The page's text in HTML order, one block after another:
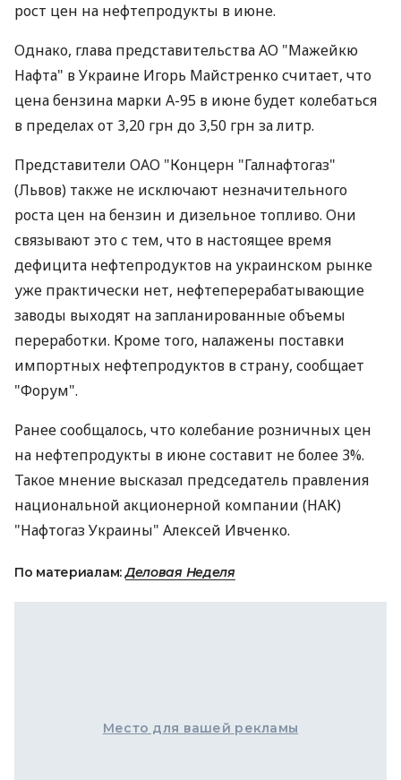
рост цен на нефтепродукты в июне.
Однако, глава представительства АО "Мажейкю
Нафта" в Украине Игорь Майстренко считает, что
цена бензина марки А-95 в июне будет колебаться
в пределах от 3,20 грн до 3,50 грн за литр.
Представители ОАО "Концерн "Галнафтогаз"
(Львов) также не исключают незначительного
роста цен на бензин и дизельное топливо. Они
связывают это с тем, что в настоящее время
дефицита нефтепродуктов на украинском рынке
уже практически нет, нефтеперерабатывающие
заводы выходят на запланированные объемы
переработки. Кроме того, налажены поставки
импортных нефтепродуктов в страну, сообщает
"Форум".
Ранее сообщалось, что колебание розничных цен
на нефтепродукты в июне составит не более 3%.
Такое мнение высказал председатель правления
национальной акционерной компании (НАК)
"Нафтогаз Украины" Алексей Ивченко.
По материалам:Деловая Неделя
Место для вашей рекламы